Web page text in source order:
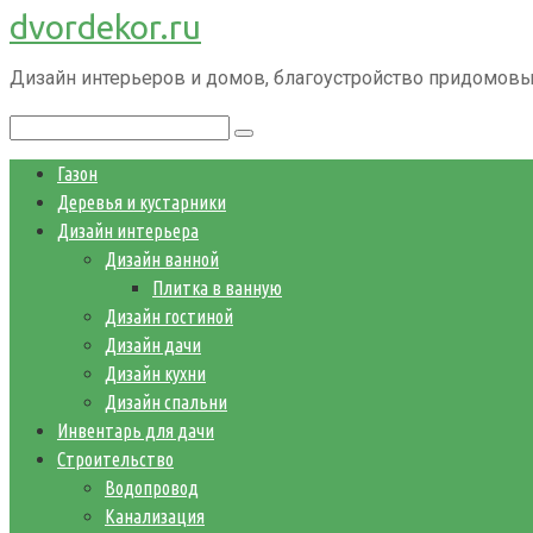
Перейти
к
контенту
dvordekor.ru
Дизайн интерьеров и домов, благоустройство
Газон
Деревья и кустарники
Дизайн интерьера
Дизайн ванной
Плитка в ванную
Дизайн гостиной
Дизайн дачи
Дизайн кухни
Дизайн спальни
Инвентарь для дачи
Строительство
Водопровод
Канализация